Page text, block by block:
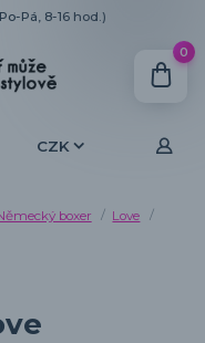
CZK
Pá, 8-16 hod.)
0
boxer
Love